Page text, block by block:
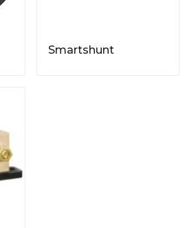
Smartshunt